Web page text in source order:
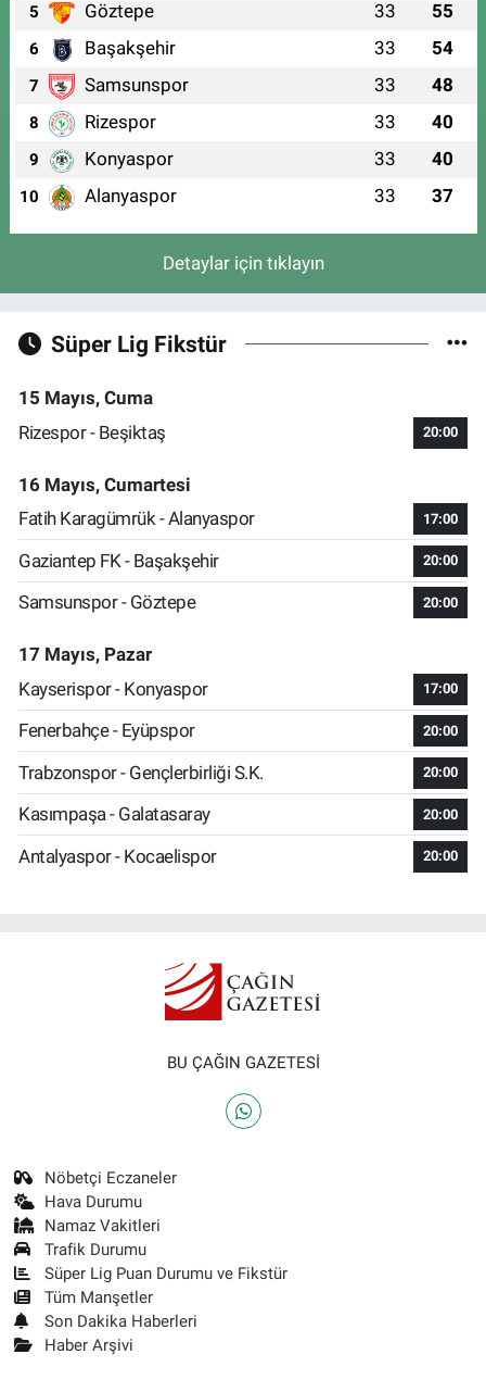
5 Göztepe 33 55
6 Başakşehir 33 54
7 Samsunspor 33 48
8 Rizespor 33 40
9 Konyaspor 33 40
10 Alanyaspor 33 37
Detaylar için tıklayın
Süper Lig Fikstür
15 Mayıs, Cuma
Rizespor - Beşiktaş
20:00
16 Mayıs, Cumartesi
Fatih Karagümrük - Alanyaspor
17:00
Gaziantep FK - Başakşehir 20:00
Samsunspor - Göztepe 20:00
17 Mayıs, Pazar
Kayserispor - Konyaspor
17:00
Fenerbahçe - Eyüpspor 20:00
Trabzonspor - Gençlerbirliği S.K. 20:00
Kasımpaşa - Galatasaray 20:00
Antalyaspor - Kocaelispor 20:00
BU ÇAĞIN GAZETESİ
Nöbetçi Eczaneler
Hava Durumu
Namaz Vakitleri
Trafik Durumu
Süper Lig Puan Durumu ve Fikstür
Tüm Manşetler
Son Dakika Haberleri
Haber Arşivi